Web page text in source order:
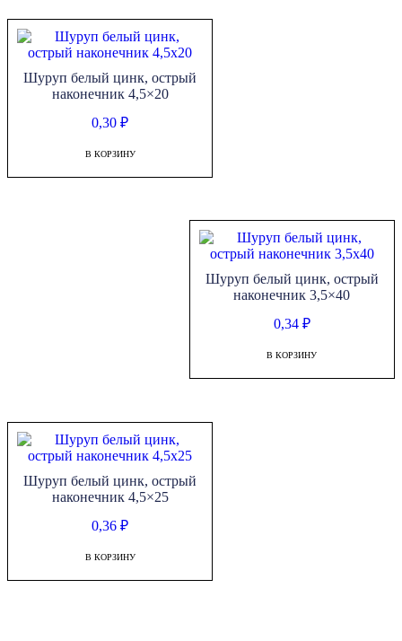
Шуруп белый цинк, острый
наконечник 4,5×20
0,30₽
В КОРЗИНУ
Шуруп белый цинк, острый
наконечник 3,5×40
0,34 ₽
В КОРЗИНУ
Шуруп белый цинк, острый
наконечник 4,5×25
0,36₽
В КОРЗИНУ